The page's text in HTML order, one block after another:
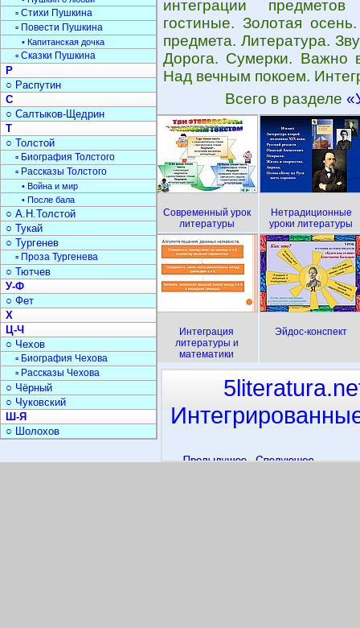
интеграции
гостиные. Золотая
предмета. Литература.
Дорога. Сумерки. Важно
Над вечным покоем.
Всего в разделе
Современный урок
литературы
Нетрадиционные
уроки литературы
Интеграция
литературы и
математики
Эйдос-конспект
▫ Стихи Пушкина
▫ Повести Пушкина
• Капитанская дочка
▫ Сказки Пушкина
Р
○ Распутин
С
○ Салтыков-Щедрин
Т
○ Толстой
▫ Биография Толстого
▫ Рассказы Толстого
• Война и мир
• После бала
○ А.Н.Толстой
○ Тукай
○ Тургенев
▫ Проза Тургенева
○ Тютчев
У-Ф
○ Фет
Х
Ц-Ч
○ Чехов
▫ Биография Чехова
▫ Рассказы Чехова
○ Чёрный
○ Чуковский
Ш-Я
○ Шолохов